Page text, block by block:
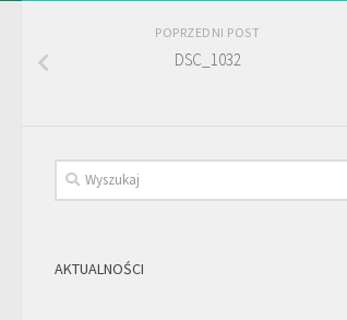
POPRZEDNI POST
DSC_1032
AKTUALNOŚCI